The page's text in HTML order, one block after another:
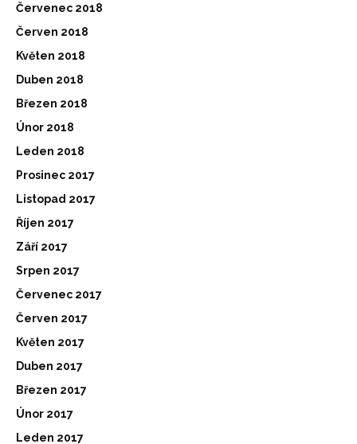
Červenec 2018
Červen 2018
Květen 2018
Duben 2018
Březen 2018
Únor 2018
Leden 2018
Prosinec 2017
Listopad 2017
Říjen 2017
Září 2017
Srpen 2017
Červenec 2017
Červen 2017
Květen 2017
Duben 2017
Březen 2017
Únor 2017
Leden 2017